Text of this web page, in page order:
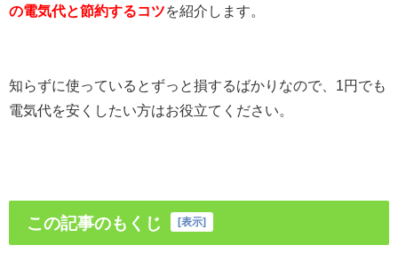
の電気代と節約するコツを紹介します。
知らずに使っているとずっと損するばかりなので、1円でも
電気代を安くしたい方はお役立てください。
この記事のもくじ [表示]